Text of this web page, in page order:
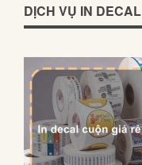
DỊCH VỤ IN DECAL